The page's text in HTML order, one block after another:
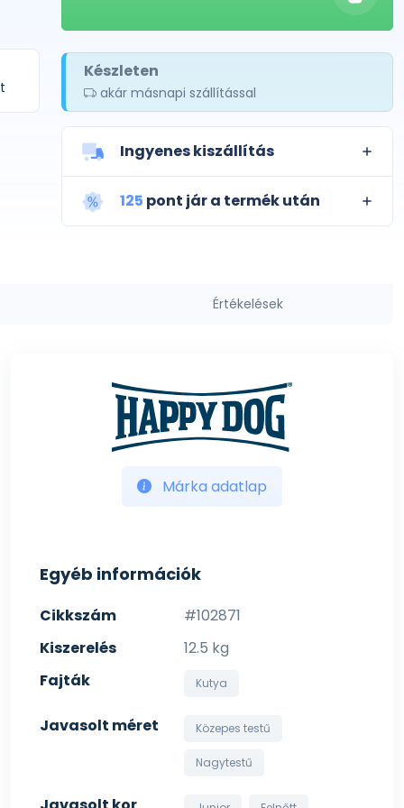
Készleten
akár másnapi szállítással
Ingyenes kiszállítás
125 pont jár a termék után
Értékelések
Márka adatlap
Egyéb információk
Cikkszám
#102871
Kiszerelés
12.5 kg
Fajták
Kutya
Javasolt méret Közepes testű
Nagytestű